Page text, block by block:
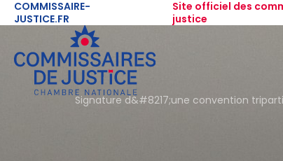
COMMISSAIRE-
JUSTICE.FR
Site officiel des
justice
Signature d&#8217;une convention